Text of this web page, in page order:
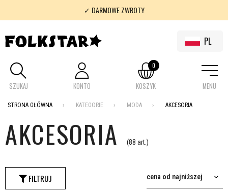
✓ WYSYŁKA DARMO OD 200 ZŁ
✓ 100% FOLKLOR
PL
SZUKAJ KONTO KOSZYK
0
MENU
STRONA GŁÓWNA KATEGORIE MODA AKCESORIA
AKCESORIA (88 art.)
FILTRUJ cena od najniższej